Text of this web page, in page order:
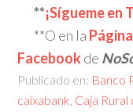
**¡Sígueme en
**O en la
Facebook de
Publicado en: Banco
caixabank Caja Rural